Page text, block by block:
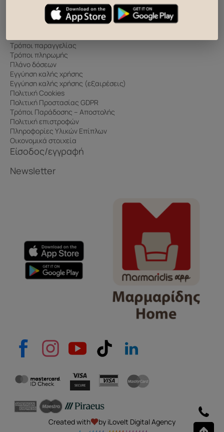
Συχνές Ερωτήσεις
Τρόποι παραγγελίας
Τρόποι πληρωμής
Πλάνο δόσεων
Εγγύηση καλής χρήσης
Εγγύηση καλής χρήσης (εξαιρέσεις)
Πολιτική Cookies
Πολιτική Προστασίας GDPR
Τρόποι Παράδοσης – Αποστολής
Πολιτική επιστροφών
Πληροφορίες Υλικών Επίπλων
Οικονομικά στοιχεία
Είσοδος/εγγραφή
Newsletter
Created with by iLoveIt Digital Agency